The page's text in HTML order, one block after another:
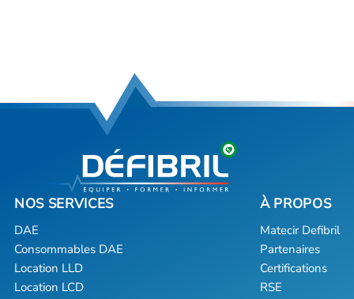
DAE
Consommables DAE
Location LLD
Location LCD
Matecir Defibril
Partenaires
Certifications
RSE